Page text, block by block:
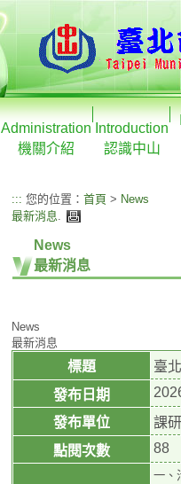
Administration
機關介紹
Introduction
認識中山
::: 您的位置： 首頁 > News
最新消息.
News
最新消息
News
最新消息
標題
臺
發布日期
發布單位
課
點閱次數
88
一、